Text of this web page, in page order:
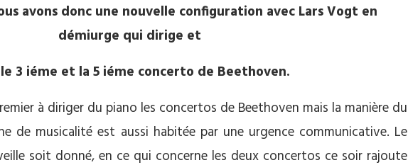
avons donc une nouvelle configuration avec Lars Vogt en
démiurge qui dirige et
3 iéme et la 5 iéme concerto de Beethoven.
à diriger du piano les concertos de Beethoven mais la manière du
de musicalité est aussi habitée par une urgence communicative. Le
soit donné, en ce qui concerne les deux concertos ce soir rajoute